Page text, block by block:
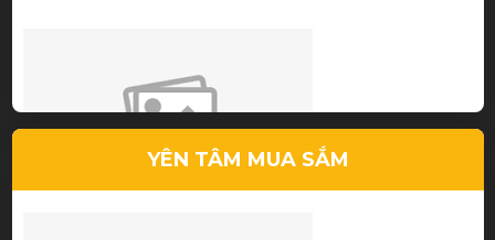
YÊN TÂM MUA SẮM